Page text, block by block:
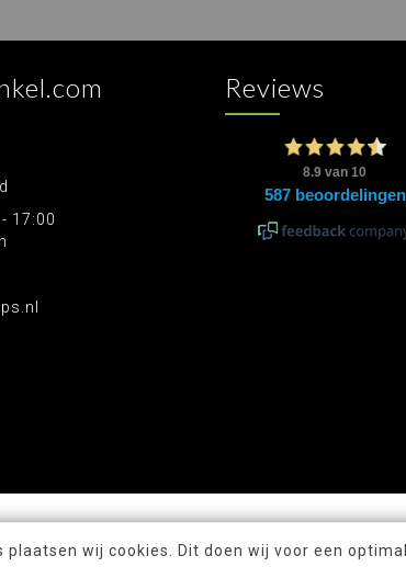
17:00
Reviews
plaatsen wij cookies. Dit doen wij voor een